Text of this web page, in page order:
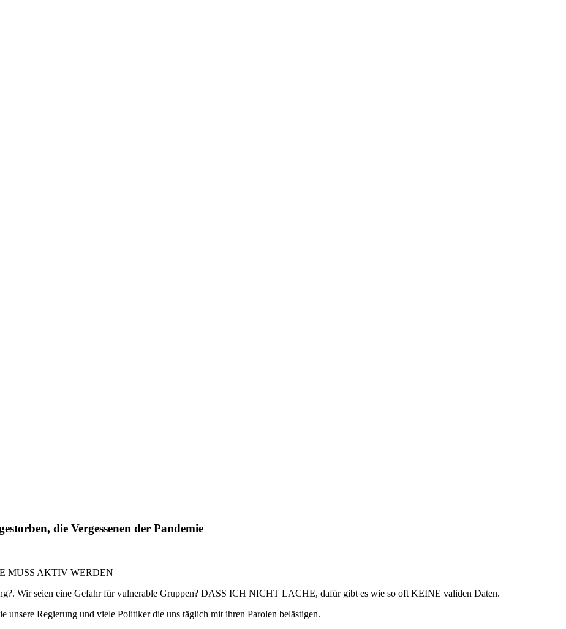
die Vergessenen der Pandemie
MUSS AKTIV WERDEN
Wir seien eine Gefahr für vulnerable Gruppen? DASS ICH NICHT LACHE, dafür gibt es wie so oft KEINE validen Daten.
Regierung und viele Politiker die uns täglich mit ihren Parolen belästigen.